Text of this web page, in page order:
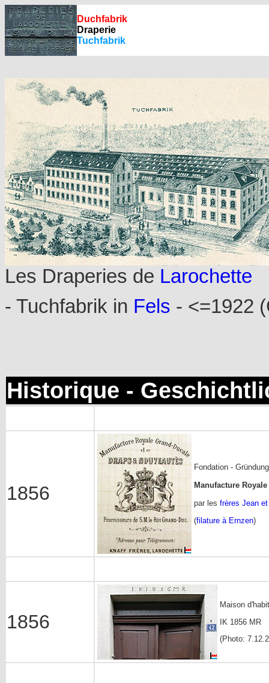
Duchfabrik
Draperie
Tuchfabrik
Les Draperies de Larochette
- Tuchfabrik in Fels - <=1922
Historique -
1856
Fondation - Gründung
Manufacture
par les frères Jean
(filature à Ernzen)
1856
Maison
IK 1856 MR
(Photo: